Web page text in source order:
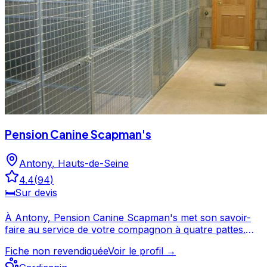
Pension Canine Scapman's
Antony, Hauts-de-Seine
4.4(94)
🛏️Sur devis
À Antony, Pension Canine Scapman's met son savoir-
faire au service de votre compagnon à quatre pattes.
Scapman's est un choix de confiance pour la garde de
Fiche non revendiquéeVoir le profil →